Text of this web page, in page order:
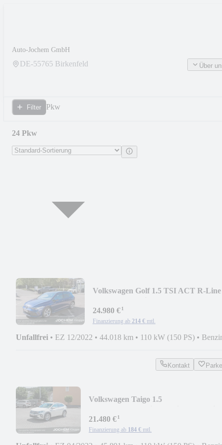
Auto-Jochem GmbH
DE-55765 Birkenfeld Über
Filter Pkw
24 Pkw
Volkswagen Golf 1.5 TSI ACT R-Line
24.980 €¹
Finanzierung ab 214 € mtl.
Unfallfrei • EZ 12/2022 • 44.018 km • 110 kW (150 PS) •
Kontakt
Volkswagen Taigo 1.5
21.480 €¹
Finanzierung ab 184 € mtl.